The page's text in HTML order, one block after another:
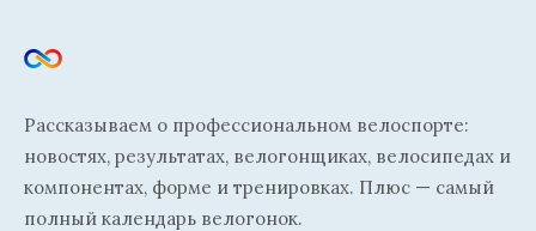
Рассказываем о профессиональном велоспорте:
новостях, результатах, велогонщиках, велосипедах и
компонентах, форме и тренировках. Плюс — самый
полный календарь велогонок.